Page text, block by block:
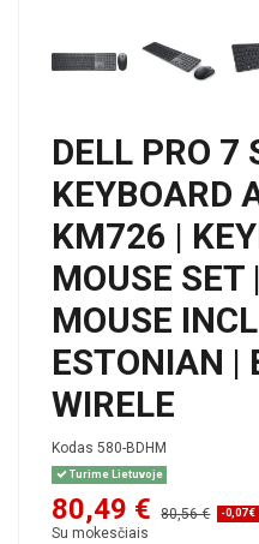
DELL PRO 7
KEYBOARD
KM726 |
MOUSE SET
MOUSE
ESTONIAN |
WIRELE
Kodas 580-BDHM
Turime Lietuvoje
80,49 € 80,56 € -0,07 €
Su mokesčiais